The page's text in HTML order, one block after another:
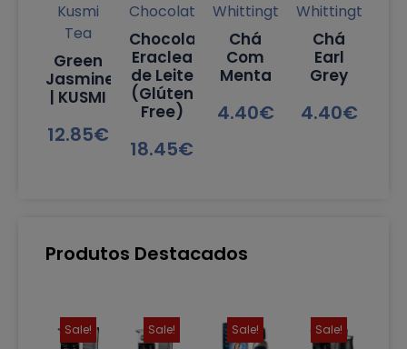
Kusmi
Tea
Green
Jasmine
| KUSMI
12.85€
Chocolates
Chocolate
Eraclea
de Leite
(Glúten
Free)
18.45€
Whittington
Chá
Com
Menta
4.40€
Whittington
Chá
Earl
Grey
4.40€
Produtos Destacados
Sale! Sale! Sale! Sale!